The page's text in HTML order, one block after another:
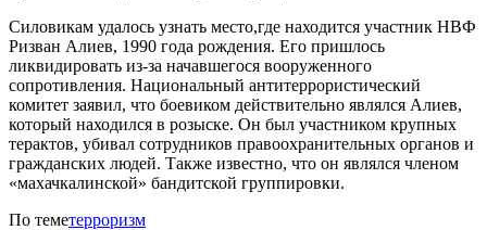
Силовикам удалось узнать место,где находится участник НВФ
Ризван Алиев, 1990 года рождения. Его пришлось
ликвидировать из-за начавшегося вооруженного
сопротивления. Национальный антитеррористический
комитет заявил, что боевиком действительно являлся Алиев,
который находился в розыске. Он был участником крупных
терактов, убивал сотрудников правоохранительных органов и
гражданских людей. Также известно, что он являлся членом
«махачкалинской» бандитской группировки.
По теметерроризм